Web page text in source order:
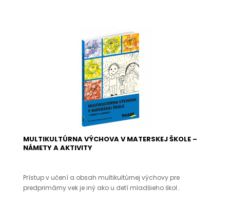
MULTIKULTÚRNA VÝCHOVA V MATERSKEJ ŠKOLE –
NÁMETY A AKTIVITY
Prístup v učení a obsah multikultúrnej výchovy pre
predprimárny vek je iný ako u detí mladšieho škol..